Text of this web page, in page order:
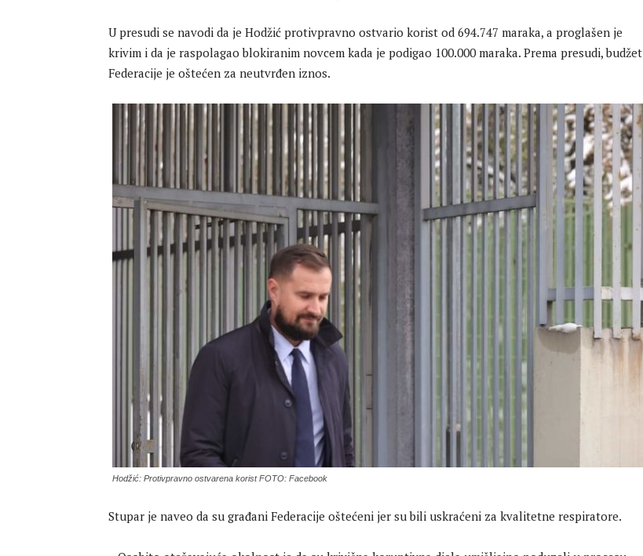
U presudi se navodi da je Hodžić protivpravno ostvario korist od 694.747 maraka, a proglašen je
krivim i da je raspolagao blokiranim novcem kada je podigao 100.000 maraka. Prema presudi, budžet
Federacije je oštećen za neutvrđen iznos.
Hodžić: Protivpravno ostvarena korist FOTO: Facebook
Stupar je naveo da su građani Federacije oštećeni jer su bili uskraćeni za kvalitetne respiratore.